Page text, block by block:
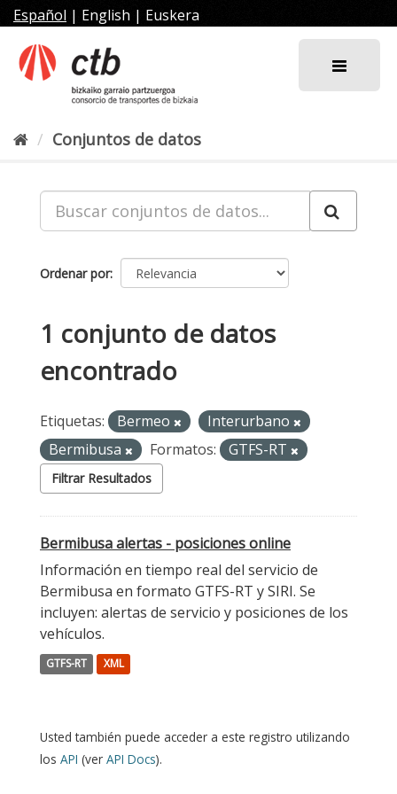
al
contenido
Español | English | Euskera
Conjuntos de datos
Ordenar por
1 conjunto de datos
encontrado
Etiquetas: Bermeo
Interurbano
Bermibusa
Formatos: GTFS-RT
Filtrar Resultados
Bermibusa alertas - posiciones online
Información en tiempo real del servicio de
Bermibusa en formato GTFS-RT y SIRI. Se
incluyen: alertas de servicio y posiciones de los
vehículos.
GTFS-RT XML
Usted también puede acceder a este registro utilizando
los API (ver API Docs).